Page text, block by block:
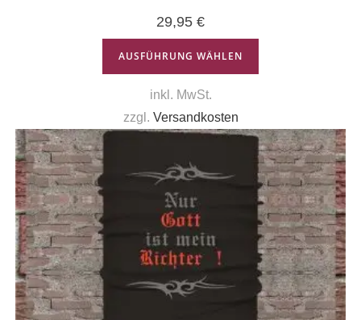
29,95 €
AUSFÜHRUNG WÄHLEN
inkl. MwSt.
zzgl. Versandkosten